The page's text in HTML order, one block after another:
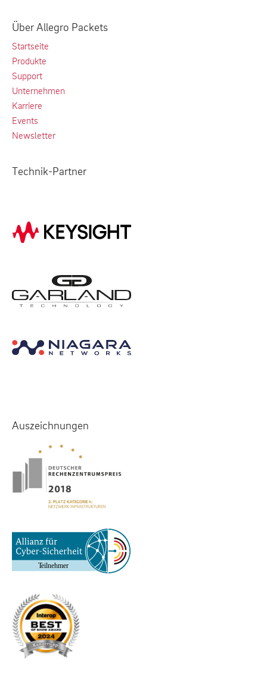
Über Allegro Packets
Startseite
Produkte
Support
Unternehmen
Karriere
Events
Newsletter
Technik-Partner
Auszeichnungen